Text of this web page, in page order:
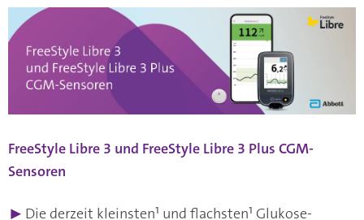
FreeStyle Libre 3 und FreeStyle Libre 3 Plus CGM-
Sensoren
▶ Die derzeit kleinsten¹ und flachsten¹ Glukose-